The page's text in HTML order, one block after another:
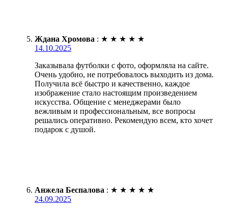
Ждана Хромова : ★ ★ ★ ★ ★
14.10.2025
Заказывала футболки с фото, оформляла на сайте.
Очень удобно, не потребовалось выходить из дома.
Получила всё быстро и качественно, каждое
изображение стало настоящим произведением
искусства. Общение с менеджерами было
вежливым и профессиональным, все вопросы
решались оперативно. Рекомендую всем, кто хочет
подарок с душой.
Анжела Беспалова : ★ ★ ★ ★ ★
24.09.2025